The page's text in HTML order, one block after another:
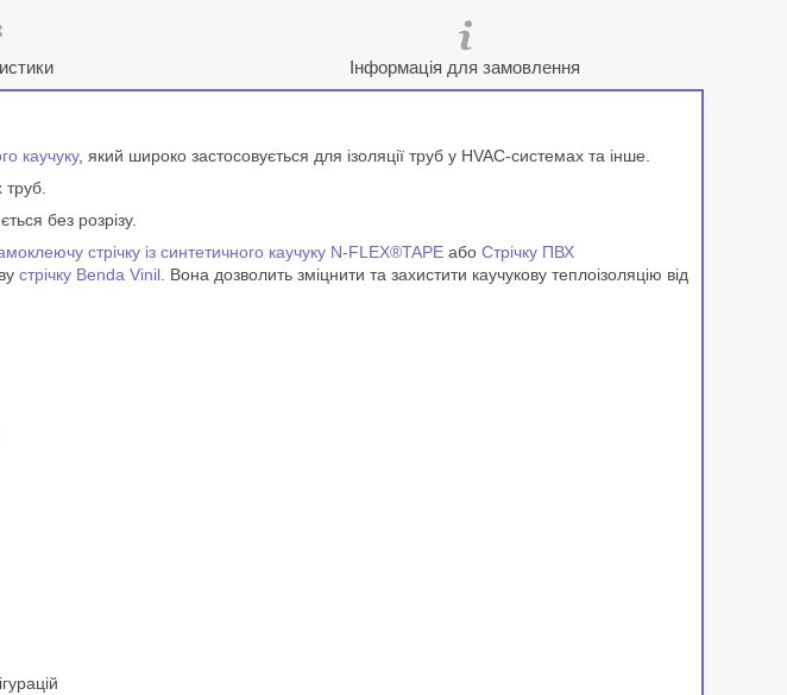
Інформація для замовлення
каучуку, який широко застосовується для ізоляції труб у HVAC-системах та інше.
без розрізу.
стрічку із синтетичного каучуку N-FLEX®TAPE або Стрічку ПВХ
стрічку Benda Vinil . Вона дозволить зміцнити та захистити каучукову теплоізоляцію від